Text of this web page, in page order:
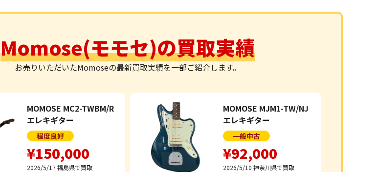
Momose(モモセ)の買取実績
お売りいただいたMomoseの最新買取実績を一部ご紹介します。
MOMOSE MC2-TWBM/R
エレキギター
程度良好
¥150,000
2026/5/17福島県で買取
MOMOSE MJM1-TW/NJ
エレキギター
一般中古
¥92,000
2026/5/10 神奈川県で買取